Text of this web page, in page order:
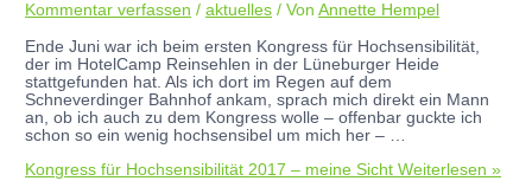
Kommentar verfassen /aktuelles / VonAnnette Hempel
Ende Juni war ich beim ersten Kongress für Hochsensibilität,
der im HotelCamp Reinsehlen in der Lüneburger Heide
stattgefunden hat. Als ich dort im Regen auf dem
Schneverdinger Bahnhof ankam, sprach mich direkt ein Mann
an, ob ich auch zu dem Kongress wolle – offenbar guckte ich
schon so ein wenig hochsensibel um mich her – …
Kongress für Hochsensibilität 2017 – meine Sicht Weiterlesen »